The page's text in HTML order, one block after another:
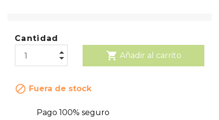
Cantidad
shopping_cart Añadir al carrito
 Fuera de stock
Pago 100% seguro